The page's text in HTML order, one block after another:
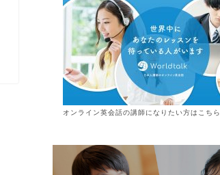
オンライン英会話の講師になりたい方はこちら